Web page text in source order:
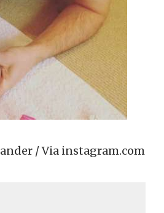
/ Via instagram.com